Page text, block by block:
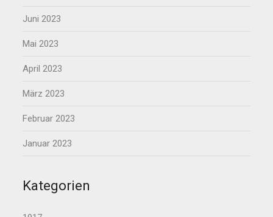
Juni 2023
Mai 2023
April 2023
März 2023
Februar 2023
Januar 2023
Kategorien